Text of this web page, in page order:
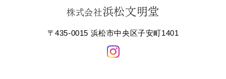
株式会社浜松文明堂
〒435-0015 浜松市中央区子安町1401